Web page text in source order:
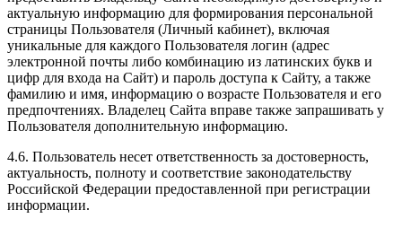
актуальную информацию для формирования персональной
страницы Пользователя (Личный кабинет), включая
уникальные для каждого Пользователя логин (адрес
электронной почты либо комбинацию из латинских букв и
цифр для входа на Сайт) и пароль доступа к Сайту, а также
фамилию и имя, информацию о возрасте Пользователя и его
предпочтениях. Владелец Сайта вправе также запрашивать у
Пользователя дополнительную информацию.
4.6. Пользователь несет ответственность за достоверность,
актуальность, полноту и соответствие законодательству
Российской Федерации предоставленной при регистрации
информации.